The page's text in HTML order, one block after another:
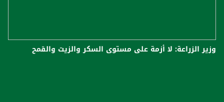
وزير الزراعة: لا أزمة على مستوى السكر والزيت والقمح